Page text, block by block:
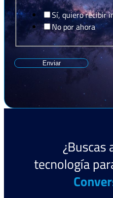
Sí, quiero recibir
No por ahora
Enviar
¿Buscas
tecnología